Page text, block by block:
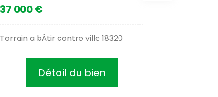
37 000 €
Terrain a bÂtir centre ville 18320
Détail du bien